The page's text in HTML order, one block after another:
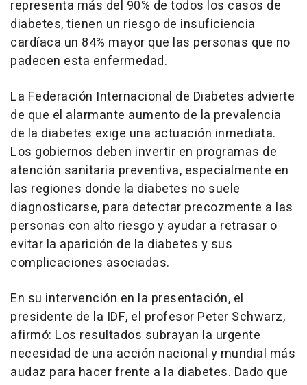
representa más del 90% de todos los casos de
diabetes, tienen un riesgo de insuficiencia
cardíaca un 84% mayor que las personas que no
padecen esta enfermedad.
La Federación Internacional de Diabetes advierte
de que el alarmante aumento de la prevalencia
de la diabetes exige una actuación inmediata.
Los gobiernos deben invertir en programas de
atención sanitaria preventiva, especialmente en
las regiones donde la diabetes no suele
diagnosticarse, para detectar precozmente a las
personas con alto riesgo y ayudar a retrasar o
evitar la aparición de la diabetes y sus
complicaciones asociadas.
En su intervención en la presentación, el
presidente de la IDF, el profesor Peter Schwarz,
afirmó: Los resultados subrayan la urgente
necesidad de una acción nacional y mundial más
audaz para hacer frente a la diabetes. Dado que